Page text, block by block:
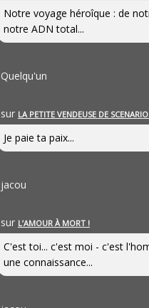
Notre voyage héroîque : de
notre ADN total...
Quelqu'un
sur LA PETITE VENDEUSE DE
Je paie ta paix...
jacou
sur L’AMOUR À MORT !
C'est toi... c'est moi - c'est
une connaissance...